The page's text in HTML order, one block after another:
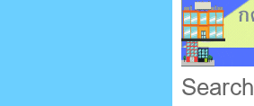
Search